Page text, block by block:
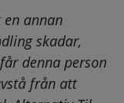
annan
skadar,
denna person
från att